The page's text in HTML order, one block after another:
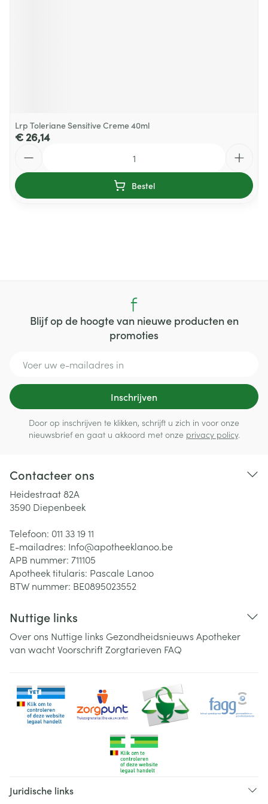
Lrp Toleriane Sensitive Creme 40ml
€ 26,14
Bestel
Blijf op de hoogte van nieuwe producten en
promoties
Inschrijven
Door op inschrijven te klikken, schrijft u zich in voor onze
nieuwsbrief en gaat u akkoord met onze privacy policy.
Contacteer ons
Heidestraat 82A
3590 Diepenbeek
Telefoon: 011 33 19 11
E-mailadres: Info@apotheeklanoo.be
APB nummer: 711105
Apotheek titularis: Pascale Lanoo
BTW nummer: BE0895023552
Nuttige links
Over ons Nuttige links Gezondheidsnieuws Apotheker
van wachtVoorschriftZorgtarieven FAQ
Juridische links